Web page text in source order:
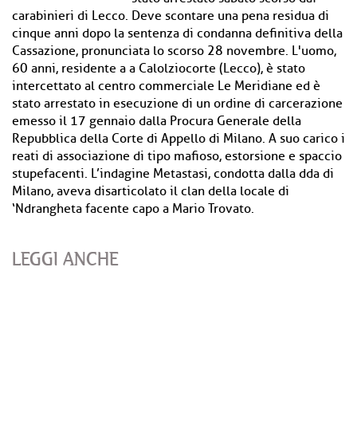
carabinieri di Lecco. Deve scontare una pena residua di
cinque anni dopo la sentenza di condanna definitiva della
Cassazione, pronunciata lo scorso 28 novembre. L'uomo,
60 anni, residente a a Calolziocorte (Lecco), è stato
intercettato al centro commerciale Le Meridiane ed è
stato arrestato in esecuzione di un ordine di carcerazione
emesso il 17 gennaio dalla Procura Generale della
Repubblica della Corte di Appello di Milano. A suo carico i
reati di associazione di tipo mafioso, estorsione e spaccio
stupefacenti. L’indagine Metastasi, condotta dalla dda di
Milano, aveva disarticolato il clan della locale di
‘Ndrangheta facente capo a Mario Trovato.
LEGGI ANCHE